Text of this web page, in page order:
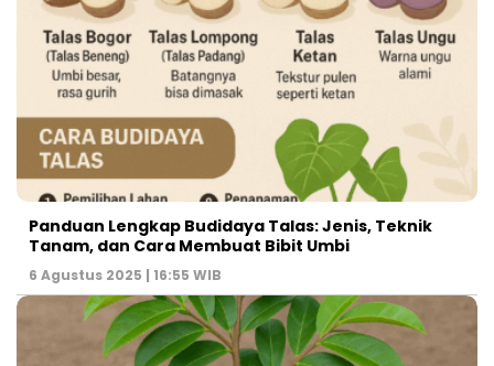
Panduan Lengkap Budidaya Talas: Jenis, Teknik
Tanam, dan Cara Membuat Bibit Umbi
6 Agustus 2025 | 16:55 WIB